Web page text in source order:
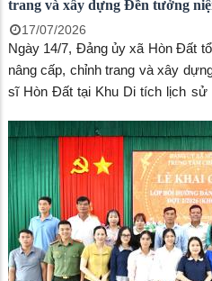
trang và xây dựng Đền tưởng
17/07/2026
Ngày 14/7, Đảng ủy xã Hòn Đất
nâng cấp, chỉnh trang và xây
sĩ Hòn Đất tại Khu Di tích lịch sử
đạo chủ trì hội nghị. Đến dự có
Phó Trưởng phòng Quản lý Văn
An Giang; đồng chí Phạm Thu
tịch UBND xã; các thành viên
tâm Phục vụ hành chính công,
Ban Chỉ huy quân sự xã, Công an